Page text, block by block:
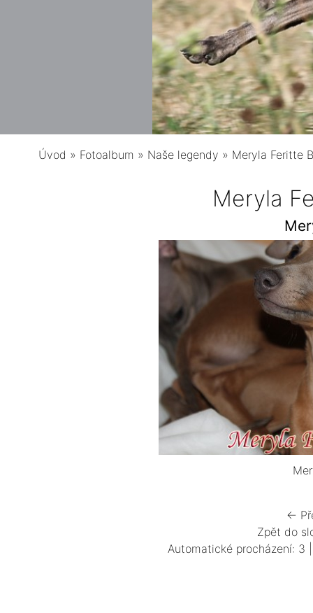
Úvod » Fotoalbum » Naše legendy » Meryla Feritte
Meryla
←
Zpět do
Automatické procházení: 3